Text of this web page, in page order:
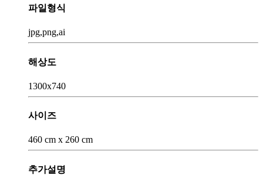
파일형식
jpg,png,ai
해상도
1300x740
사이즈
460 cm x 260 cm
추가설명